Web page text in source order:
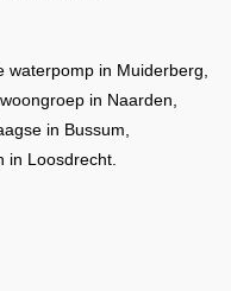
in Muiderberg,
in Naarden,
in Bussum,
in Loosdrecht.